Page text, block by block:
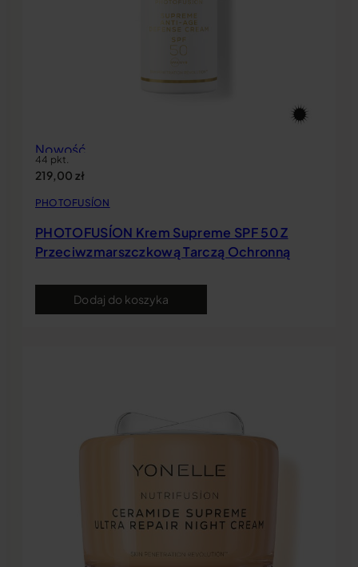
Nowość
44 pkt.
219,00 zł
PHOTOFUSÍON
PHOTOFUSÍON Krem Supreme SPF 50 Z
Przeciwzmarszczkową Tarczą Ochronną
Dodaj do koszyka